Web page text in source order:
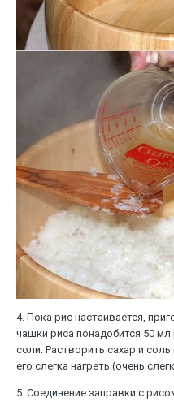
4. Пока рис настаивается,
чашки риса понадобится 50 мл
соли. Растворить сахар и
его слегка нагреть (очень
5. Соединение заправки с